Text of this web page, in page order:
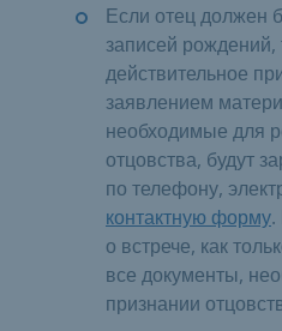
Если отец должен
записей рождений,
действительное
заявлением
необходимые для
отцовства, будут
по телефону,
контактную форму
о встрече, как
все документы,
признании